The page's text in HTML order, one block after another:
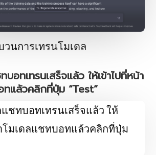
วนการเทรนโมเดล
บอทเทรนเสร็จแล้ว ให้เข้าไปที่หน้า
ทแล้วคลิกที่ปุ่ม “Test”